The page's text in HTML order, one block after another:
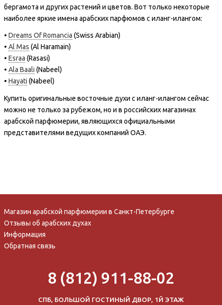
бергамота и других растений и цветов. Вот только некоторые
наиболее яркие имена арабских парфюмов с иланг-илангом:
• Dreams Of Romancia (Swiss Arabian)
• Al Mas (Al Haramain)
• Esraa (Rasasi)
• Ala Baali (Nabeel)
• Hayati (Nabeel)
Купить оригинальные восточные духи с иланг-илангом сейчас
можно не только за рубежом, но и в российских магазинах
арабской парфюмерии, являющихся официальными
представителями ведущих компаний ОАЭ.
Магазин арабской парфюмерии в Санкт-Петербурге
Отзывы об арабских духах
Информация
Обратная связь
8 (812) 911-88-02
СПБ, БОЛЬШОЙ ГОСТИНЫЙ ДВОР, 1Й ЭТАЖ